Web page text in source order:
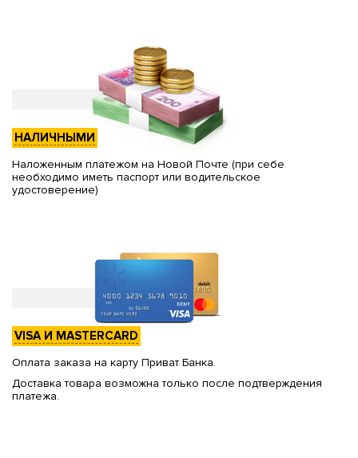
НАЛИЧНЫМИ
Наложенным платежом на Новой Почте (при себе
необходимо иметь паспорт или водительское
удостоверение)
VISA И MASTERCARD
Оплата заказа на карту Приват Банка.
Доставка товара возможна только после подтверждения
платежа.